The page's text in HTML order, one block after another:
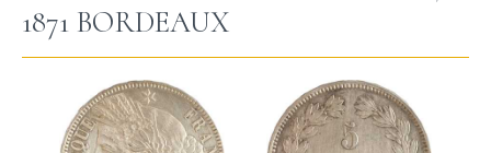
1871 BORDEAUX